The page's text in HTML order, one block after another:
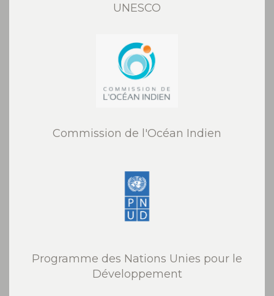
UNESCO
Commission de l'Océan Indien
Programme des Nations Unies pour le
Développement